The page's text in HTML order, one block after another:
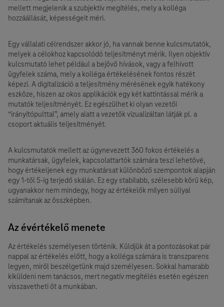
mellett megjelenik a szubjektív megítélés, mely a kolléga
hozzáállását, képességeit méri.
Egy vállalati célrendszer akkor jó, ha vannak benne kulcsmutatók,
melyek a célokhoz kapcsolódó teljesítményt mérik. Ilyen objektív
kulcsmutató lehet például a bejövő hívások, vagy a felhívott
ügyfelek száma, mely a kolléga értékelésének fontos részét
képezi. A digitalizáció a teljesítmény mérésének egyik hatékony
eszköze, hiszen az okos applikációk egy két kattintással mérik a
mutatók teljesítményét. Ez egészülhet ki olyan vezetői
“irányítópulttal”, amely alatt a vezetők vizualizáltan látják pl. a
csoport aktuális teljesítményét.
A kulcsmutatók mellett az úgynevezett 360 fokos értékelés a
munkatársak, ügyfelek, kapcsolattartók számára teszi lehetővé,
hogy értékeljenek egy munkatársat különböző szempontok alapján
egy 1-től 5-ig terjedő skálán. Ez egy stabilabb, szélesebb körű kép,
ugyanakkor nem mindegy, hogy az értékelők milyen súllyal
számítanak az összképben.
Az évértékelő menete
Az értékelés személyesen történik. Küldjük át a pontozásokat pár
nappal az értékelés előtt, hogy a kolléga számára is transzparens
legyen, miről beszélgetünk majd személyesen. Sokkal hamarabb
kiküldeni nem tanácsos, mert negatív megítélés esetén egészen
visszavetheti őt a munkában.